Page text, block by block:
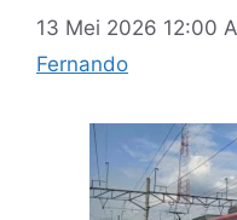
13 Mei 2026 12:00
Fernando